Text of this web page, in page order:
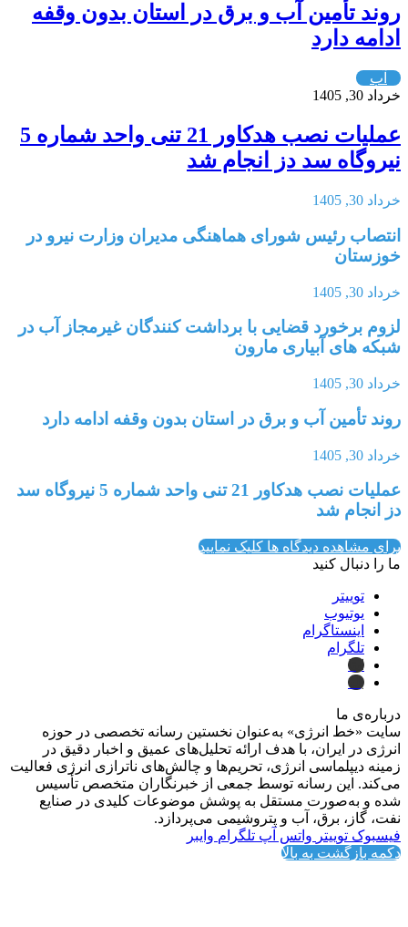
روند تأمین آب و برق در استان بدون وقفه
ادامه دارد
آب
خرداد 30, 1405
عملیات نصب هدکاور 21 تنی واحد شماره 5
نیروگاه سد دز انجام شد
خرداد 30, 1405
انتصاب رئیس شورای هماهنگی مدیران وزارت نیرو در
خوزستان
خرداد 30, 1405
لزوم برخورد قضایی با برداشت کنندگان غیرمجاز آب در
شبکه های آبیاری مارون
خرداد 30, 1405
روند تأمین آب و برق در استان بدون وقفه ادامه دارد
خرداد 30, 1405
عملیات نصب هدکاور 21 تنی واحد شماره 5 نیروگاه سد
دز انجام شد
برای مشاهده دیدگاه ها کلیک نمایید
ما را دنبال کنید
توییتر
یوتیوب
اینستاگرام
تلگرام
ایتا
بله
درباره‌ی ما
سایت «خط انرژی» به‌عنوان نخستین رسانه تخصصی در حوزه
انرژی در ایران، با هدف ارائه تحلیل‌های عمیق و اخبار دقیق در
زمینه دیپلماسی انرژی، تحریم‌ها و چالش‌های ناترازی انرژی فعالیت
می‌کند. این رسانه توسط جمعی از خبرنگاران متخصص تأسیس
شده و به‌صورت مستقل به پوشش موضوعات کلیدی در صنایع
نفت، گاز، برق، آب و پتروشیمی می‌پردازد.
فیسبوک توییتر واتس آپ تلگرام وایبر
دکمه بازگشت به بالا